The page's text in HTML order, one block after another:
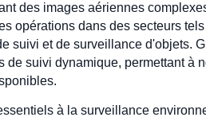
des images aériennes
opérations dans des secteurs
suivi et de surveillance d'objets.
suivi dynamique, permettant à
à la surveillance